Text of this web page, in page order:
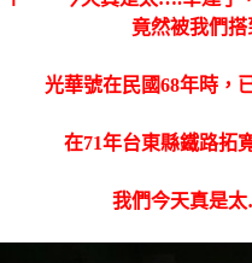
竟然被我們
光華號在民國68年時，
在71年台東縣鐵路拓
我們今天真是